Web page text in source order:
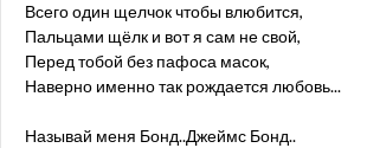
Всего один щелчок чтобы влюбится,
Пальцами щёлк и вот я сам не свой,
Перед тобой без пафоса масок,
Наверно именно так рождается любовь...
Называй меня Бонд..Джеймс Бонд..